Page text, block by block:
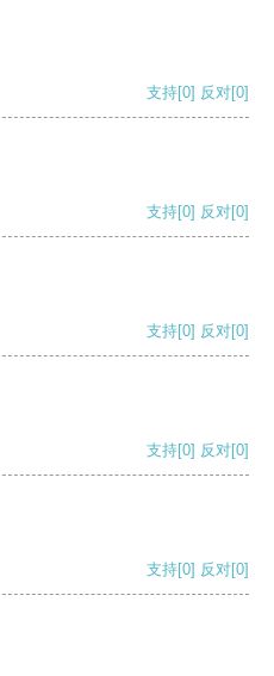
支持[0] 反对[0]
支持[0] 反对[0]
支持[0] 反对[0]
支持[0] 反对[0]
支持[0] 反对[0]